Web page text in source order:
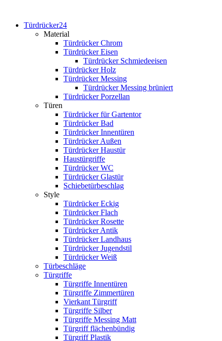
Türdrücker24
Material
Türdrücker Chrom
Türdrücker Eisen
Türdrücker Schmiedeeisen
Türdrücker Holz
Türdrücker Messing
Türdrücker Messing brüniert
Türdrücker Porzellan
Türen
Türdrücker für Gartentor
Türdrücker Bad
Türdrücker Innentüren
Türdrücker Außen
Türdrücker Haustür
Haustürgriffe
Türdrücker WC
Türdrücker Glastür
Schiebetürbeschlag
Style
Türdrücker Eckig
Türdrücker Flach
Türdrücker Rosette
Türdrücker Antik
Türdrücker Landhaus
Türdrücker Jugendstil
Türdrücker Weiß
Türbeschläge
Türgriffe
Türgriffe Innentüren
Türgriffe Zimmertüren
Vierkant Türgriff
Türgriffe Silber
Türgriffe Messing Matt
Türgriff flächenbündig
Türgriff Plastik